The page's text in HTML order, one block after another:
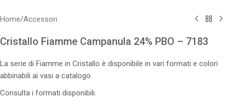
Home/Accessori
Cristallo Fiamme Campanula 24% PBO – 7183
La serie di Fiamme in Cristallo è disponibile in vari formati e colori
abbinabili ai vasi a catalogo.
Consulta i formati disponibili.